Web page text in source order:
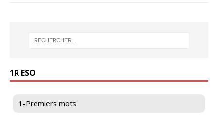
1R ESO
1-Premiers mots